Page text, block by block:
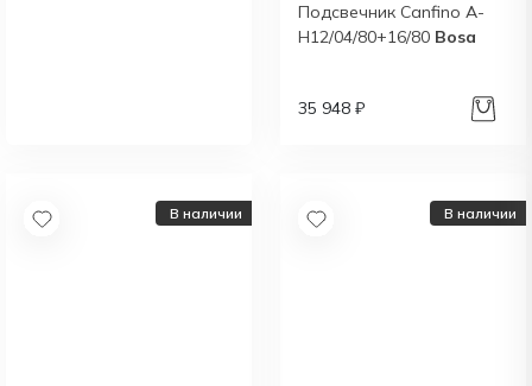
Подсвечник Canfino A-
H12/04/80+16/80 Bosa
35 948 ₽
В наличии В наличии